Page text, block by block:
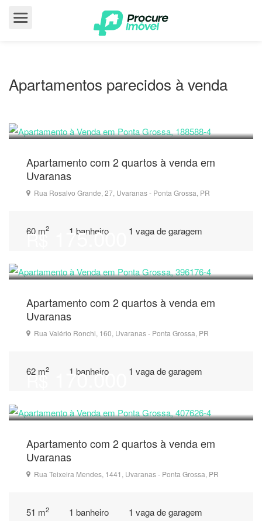
Apartamentos parecidos à venda
Apartamento com 2 quartos à venda em
Uvaranas
Rua Rosalvo Grande, 27, Uvaranas - Ponta Grossa, PR
60 m2 1 banheiro 1 vaga de garagem
R$175.000
Apartamento com 2 quartos à venda em
Uvaranas
Rua Valério Ronchi, 160, Uvaranas - Ponta Grossa, PR
62 m2 1 banheiro 1 vaga de garagem
R$170.000
Apartamento com 2 quartos à venda em
Uvaranas
Rua Teixeira Mendes, 1441, Uvaranas - Ponta Grossa, PR
51 m2 1 banheiro 1 vaga de garagem